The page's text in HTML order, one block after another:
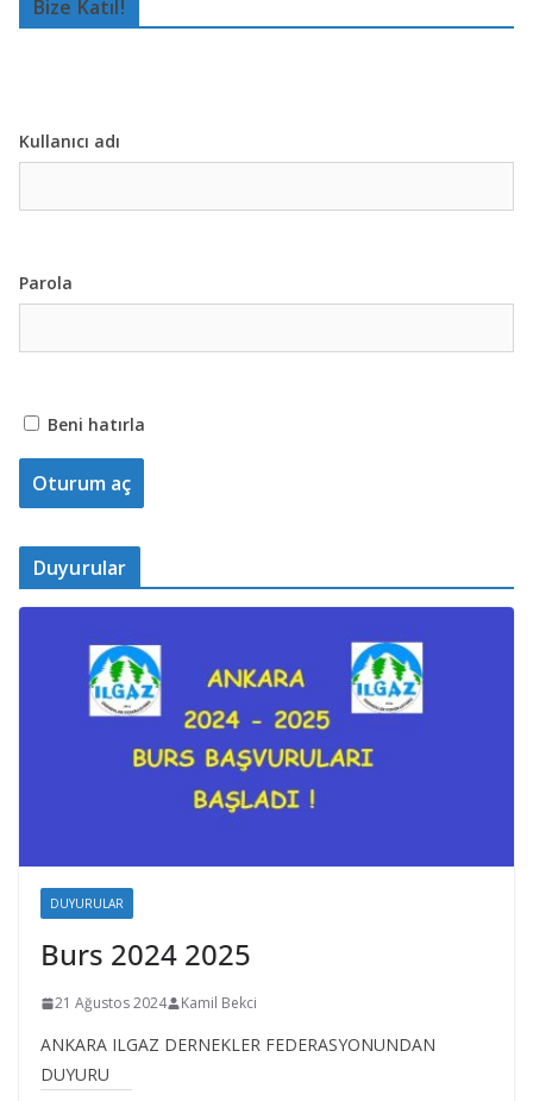
Bize Katıl!
Kullanıcı adı
Parola
Beni hatırla
Duyurular
DUYURULAR
Burs 2024 2025
21 Ağustos 2024 Kamil Bekci
ANKARA ILGAZ DERNEKLER FEDERASYONUNDAN
DUYURU